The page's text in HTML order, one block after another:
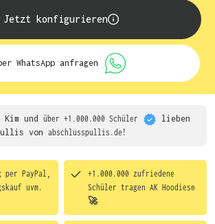
Jetzt konfigurieren
WhatsApp anfragen
Kim und über +1.000.000 Schüler
lieben
von abschlusspullis.de!
per PayPal,
uvm.
+1.000.000 zufriedene
Schüler tragen AK Hoodies®
🚀